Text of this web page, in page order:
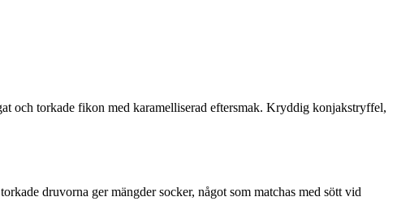
och torkade fikon med karamelliserad eftersmak. Kryddig konjakstryffel,
druvorna ger mängder socker, något som matchas med sött vid